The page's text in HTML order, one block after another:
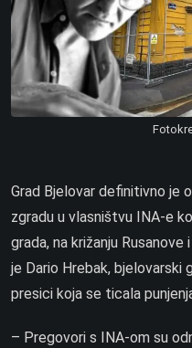
Grad Bjelovar definitivno je
zgradu u vlasništvu INA-e
grada, na križanju
je Dario Hrebak, bjelovarski
presici koja se ticala
– Pregovori s INA-om su